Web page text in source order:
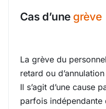
Cas d’une grève
La grève du
retard ou
Il s’agit d’une cause
parfois